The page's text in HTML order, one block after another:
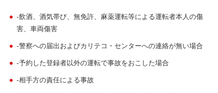
-飲酒、酒気帯び、無免許、麻薬運転等による運転者本人の傷
害、車両傷害
-警察への届出およびカリテコ・センターへの連絡が無い場合
-予約した登録者以外の運転で事故をおこした場合
-相手方の責任による事故